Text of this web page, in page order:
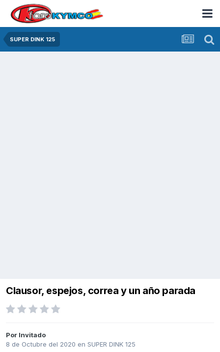
SUPER DINK 125
Clausor, espejos, correa y un año parada
Por Invitado
8 de Octubre del 2020 en SUPER DINK 125